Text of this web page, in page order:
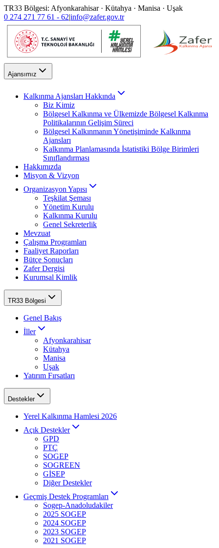
TR33 Bölgesi: Afyonkarahisar · Kütahya · Manisa · Uşak
0 274 271 77 61 - 62|info@zafer.gov.tr
Ajansımız
Kalkınma Ajansları Hakkında
Biz Kimiz
Bölgesel Kalkınma ve Ülkemizde Bölgesel Kalkınma
Politikalarının Gelişim Süreci
Bölgesel Kalkınmanın Yönetişiminde Kalkınma
Ajansları
Kalkınma Planlamasında İstatistiki Bölge Birimleri
Sınıflandırması
Hakkımızda
Misyon & Vizyon
Organizasyon Yapısı
Teşkilat Şeması
Yönetim Kurulu
Kalkınma Kurulu
Genel Sekreterlik
Mevzuat
Çalışma Programları
Faaliyet Raporları
Bütçe Sonuçları
Zafer Dergisi
Kurumsal Kimlik
TR33 Bölgesi
Genel Bakış
İller
Afyonkarahisar
Kütahya
Manisa
Uşak
Yatırım Fırsatları
Destekler
Yerel Kalkınma Hamlesi 2026
Açık Destekler
GPD
PTÇ
SOGEP
SOGREEN
GİSEP
Diğer Destekler
Geçmiş Destek Programları
Sogep-Anadoludakiler
2025 SOGEP
2024 SOGEP
2023 SOGEP
2021 SOGEP